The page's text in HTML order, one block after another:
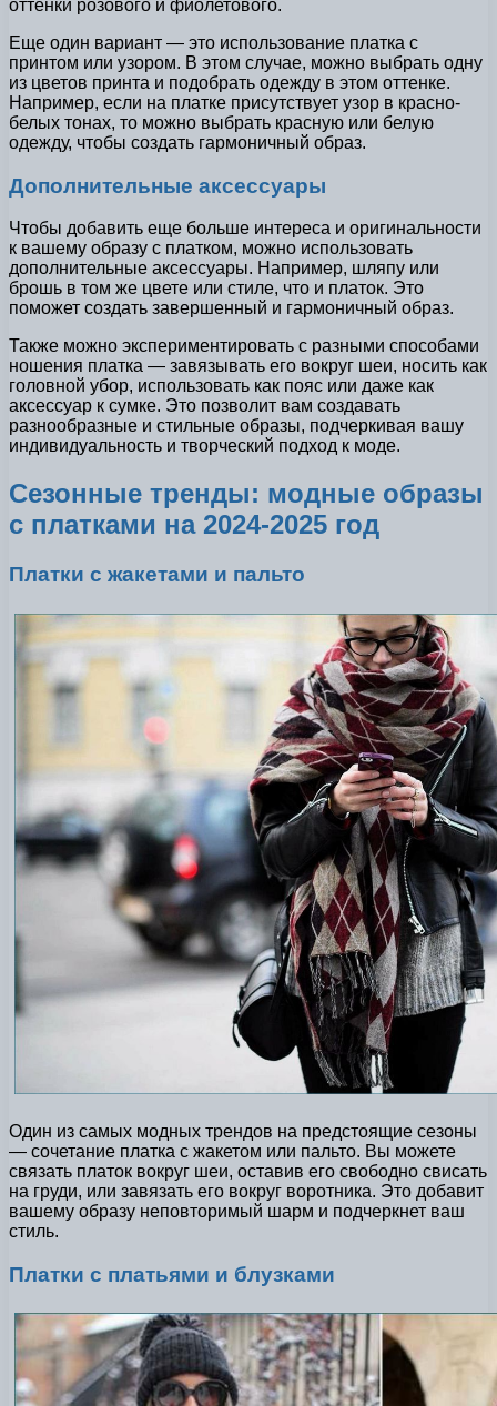
оттенки розового и фиолетового.
Еще один вариант — это использование платка с
принтом или узором. В этом случае, можно выбрать одну
из цветов принта и подобрать одежду в этом оттенке.
Например, если на платке присутствует узор в красно-
белых тонах, то можно выбрать красную или белую
одежду, чтобы создать гармоничный образ.
Дополнительные аксессуары
Чтобы добавить еще больше интереса и оригинальности
к вашему образу с платком, можно использовать
дополнительные аксессуары. Например, шляпу или
брошь в том же цвете или стиле, что и платок. Это
поможет создать завершенный и гармоничный образ.
Также можно экспериментировать с разными способами
ношения платка — завязывать его вокруг шеи, носить как
головной убор, использовать как пояс или даже как
аксессуар к сумке. Это позволит вам создавать
разнообразные и стильные образы, подчеркивая вашу
индивидуальность и творческий подход к моде.
Сезонные тренды: модные образы
с платками на 2024-2025 год
Платки с жакетами и пальто
Один из самых модных трендов на предстоящие сезоны
— сочетание платка с жакетом или пальто. Вы можете
связать платок вокруг шеи, оставив его свободно свисать
на груди, или завязать его вокруг воротника. Это добавит
вашему образу неповторимый шарм и подчеркнет ваш
стиль.
Платки с платьями и блузками